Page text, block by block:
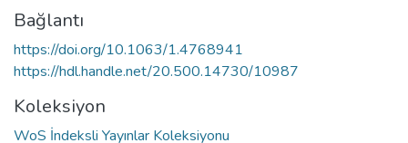
Bağlantı
https://doi.org/10.1063/1.4768941
https://hdl.handle.net/20.500.14730/10987
Koleksiyon
WoS İndeksli Yayınlar Koleksiyonu